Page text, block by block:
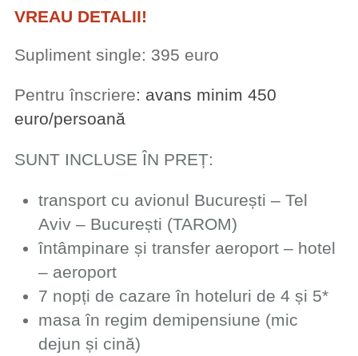
​VREAU DETALII!
Supliment single: 395 euro
Pentru înscriere: avans minim ​450
euro/persoană
SUNT INCLUSE ÎN PREȚ:
​transport cu avionul București – Tel
Aviv – București (TAROM)
întâmpinare și transfer aeroport – hotel
– aeroport
​7 nopți de cazare ​în hoteluri de 4 și 5*
​​masa în regim demipensiune (mic
dejun și cină)